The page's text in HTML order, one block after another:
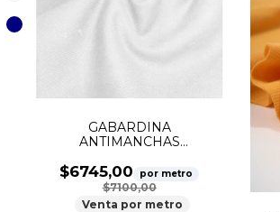
GABARDINA
ANTIMANCHAS
$6745,00 por metro
$7100,00
Venta por metro